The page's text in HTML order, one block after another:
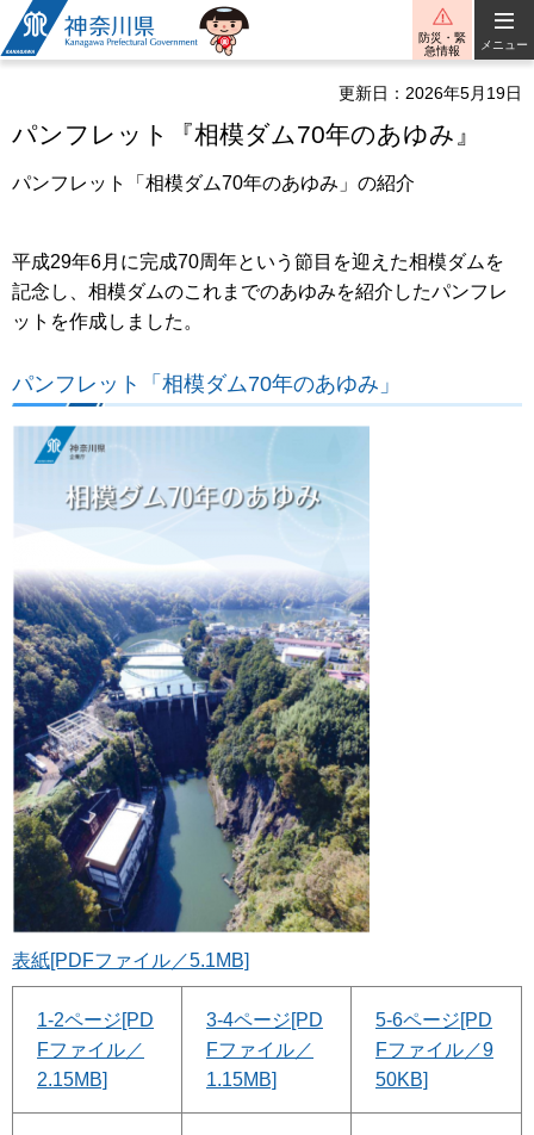
神奈川県
防災・緊
急情報
メニュー
更新日：2026年5月19日
パンフレット『相模ダム70年のあゆみ』
パンフレット「相模ダム70年のあゆみ」の紹介
平成29年6月に完成70周年という節目を迎えた相模ダムを
記念し、相模ダムのこれまでのあゆみを紹介したパンフレ
ットを作成しました。
パンフレット「相模ダム70年のあゆみ」
表紙[PDFファイル／5.1MB]
1-2ページ[PD
Fファイル／
2.15MB]
3-4ページ[PD
Fファイル／
1.15MB]
5-6ページ[PD
Fファイル／9
50KB]